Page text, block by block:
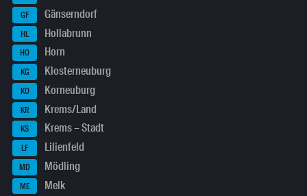
GF Gänserndorf
HL Hollabrunn
HO Horn
KG Klosterneuburg
KO Korneuburg
KR Krems/Land
KS Krems – Stadt
LF Lilienfeld
MD Mödling
ME Melk